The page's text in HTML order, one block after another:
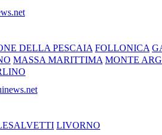
DELLA PESCAIA FOLLONICA
MASSA MARITTIMA MONTE
LIVORNO